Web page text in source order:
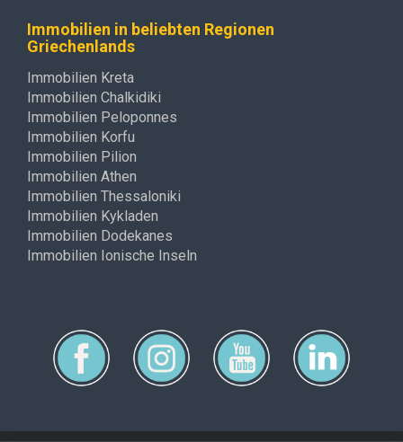
Immobilien in beliebten Regionen
Griechenlands
Immobilien Kreta
Immobilien Chalkidiki
Immobilien Peloponnes
Immobilien Korfu
Immobilien Pilion
Immobilien Athen
Immobilien Thessaloniki
Immobilien Kykladen
Immobilien Dodekanes
Immobilien Ionische Inseln